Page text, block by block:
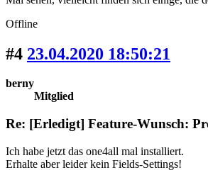
Offline
#4 23.04.2020 18:50:21
berny
Mitglied
Re: [Erledigt] Feature-Wunsch:
Ich habe jetzt das one4all mal installiert.
Erhalte aber leider kein Fields-Settings!